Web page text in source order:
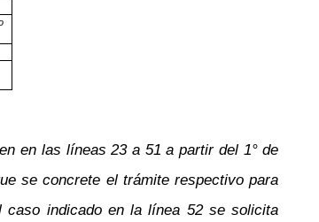
en las líneas 23 a 51 a partir del 1° de
se concrete el trámite respectivo para
indicado en la línea 52 se solicita